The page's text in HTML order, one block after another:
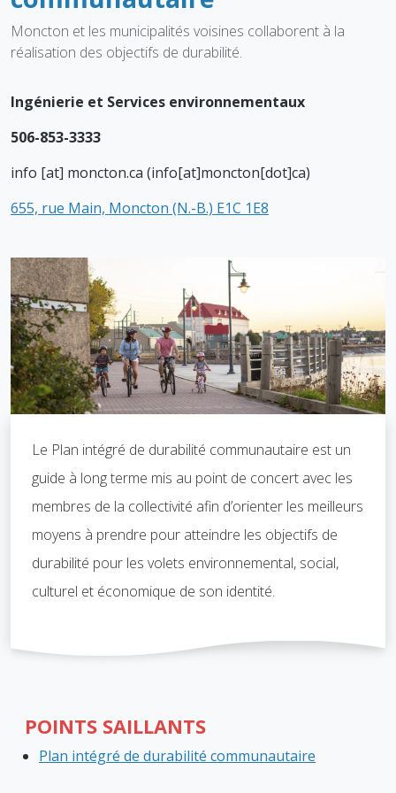
Moncton et les municipalités voisines collaborent à la
réalisation des objectifs de durabilité.
Ingénierie et Services environnementaux
506-853-3333
info [at] moncton.ca (info[at]moncton[dot]ca)
655, rue Main, Moncton (N.-B.) E1C 1E8
Le Plan intégré de durabilité communautaire est un
guide à long terme mis au point de concert avec les
membres de la collectivité afin d’orienter les meilleurs
moyens à prendre pour atteindre les objectifs de
durabilité pour les volets environnemental, social,
culturel et économique de son identité.
POINTS SAILLANTS
Plan intégré de durabilité communautaire